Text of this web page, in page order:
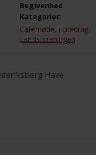
Begivenhed
Kategorier:
Cafémøde, Foredrag,
Landsforeningen
Have